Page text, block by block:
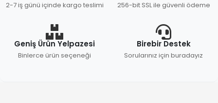
2-7 iş günü içinde kargo teslimi 256-bit SSL ile güvenli ödeme
Geniş Ürün Yelpazesi
Binlerce ürün seçeneği
Birebir Destek
Sorularınız için buradayız